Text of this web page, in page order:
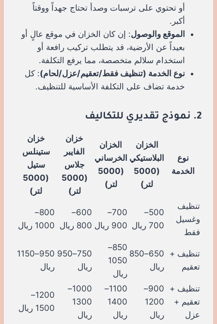
أو تحتوي على ترسبات وصدأ تحتاج جهداً ووقتاً
أكبر.
الموقع والوصول: إن كان الخزان في موقع عالٍ أو
بعيداً عن الأرضية، قد يتطلب تركيب رافعة أو
استخدام سلالم متخصصة، مما يرفع التكلفة.
نوع الخدمة (تنظيف فقط/تعقيم/عزل/لحام): كل
خدمة تضاف على التكلفة الأساسية للتنظيف.
2. نموذج تقديري للتكاليف
نوع
الخدمة
الخزان
البلاستيكي
(5000
لتر)
الخزان
الخرساني
(5000
لتر)
خزان
الفايبر
جلاس
(5000
لتر)
خزان
ستينلس
ستيل
(5000
لتر)
تنظيف
وغسيل
فقط
500–
700 ريال
700–
900 ريال
600–
800 ريال
800–
1000 ريال
تنظيف +
تعقيم
650–850
ريال
850–
1050
ريال
750–950
ريال
950–1150
ريال
تنظيف +
تعقيم +
عزل
900–
1200
ريال
1100–
1400
ريال
1000–
1300
ريال
1200–
1500 ريال